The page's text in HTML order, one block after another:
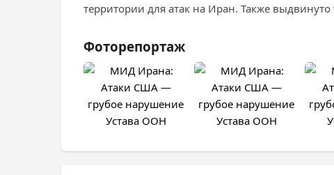
территории для атак на Иран. Также
Фоторепортаж